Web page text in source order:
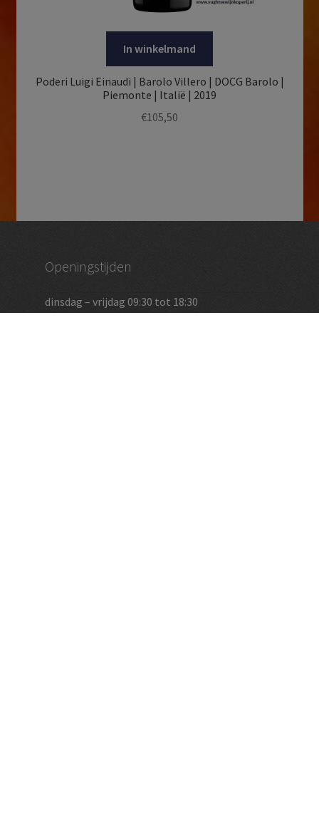
In winkelmand
Poderi Luigi Einaudi | Barolo Villero | DOCG Barolo |
Piemonte | Italië | 2019
€105,50
Openingstijden
dinsdag – vrijdag 09:30 tot 18:30